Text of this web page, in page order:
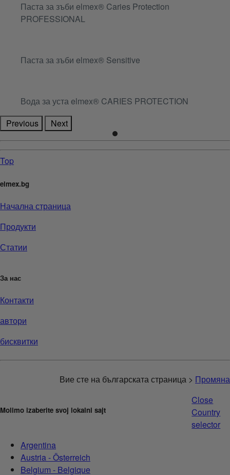
Паста за зъби elmex® Caries Protection
PROFESSIONAL
Паста за зъби elmex® Sensitive
Вода за уста elmex® CARIES PROTECTION
Previous
Next
Top
elmex.bg
Начална страница
Продукти
Статии
За нас
Контакти
автори
бисквитки
Вие сте на българската страница > Промяна
Molimo izaberite svoj lokalni sajt
Close
Country
selector
Argentina
Austria - Österreich
Belgium - Belgique